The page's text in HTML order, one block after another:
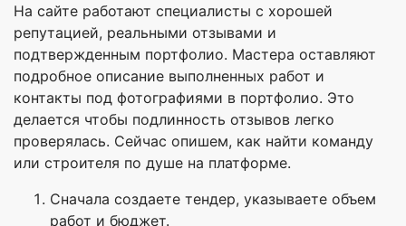
На сайте работают специалисты с хорошей
репутацией, реальными отзывами и
подтвержденным портфолио. Мастера оставляют
подробное описание выполненных работ и
контакты под фотографиями в портфолио. Это
делается чтобы подлинность отзывов легко
проверялась. Сейчас опишем, как найти команду
или строителя по душе на платформе.
Сначала создаете тендер, указываете объем
работ и бюджет.